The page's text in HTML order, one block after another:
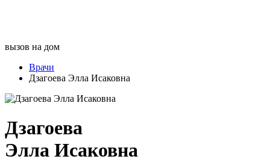
вызов на дом
Врачи
Дзагоева Элла Исаковна
Дзагоева
Элла Исаковна